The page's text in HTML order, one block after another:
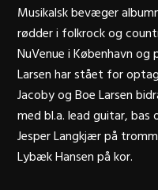
Musikalsk bevæger
rødder i folkrock og
NuVenuei København og
Larsen har stået for
Jacoby og Boe Larsen
med bl.a. lead guitar, bas
Jesper Langkjær på
Lybæk Hansen på kor.